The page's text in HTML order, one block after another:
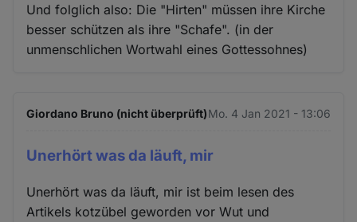
Und folglich also: Die "Hirten" müssen ihre Kirche
besser schützen als ihre "Schafe". (in der
unmenschlichen Wortwahl eines Gottessohnes)
Giordano Bruno (nicht überprüft)Mo. 4 Jan 2021 - 13:06
Unerhört was da läuft, mir
Unerhört was da läuft, mir ist beim lesen des
Artikels kotzübel geworden vor Wut und